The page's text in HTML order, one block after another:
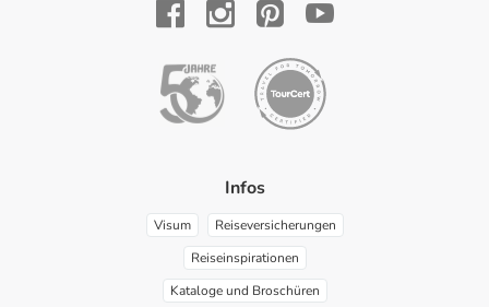
Infos
Visum
Reiseversicherungen
Reiseinspirationen
Kataloge und Broschüren